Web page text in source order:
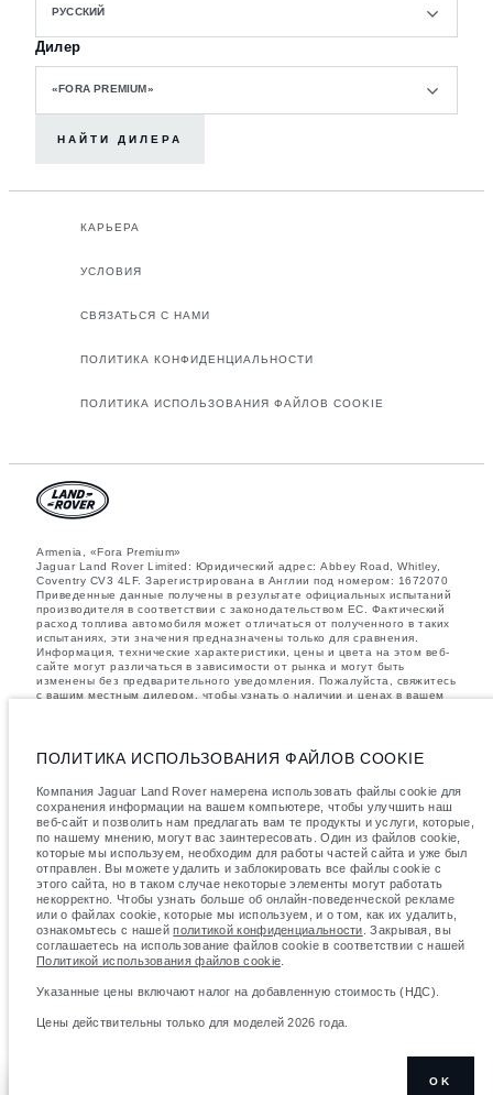
РУССКИЙ
Дилер
«FORA PREMIUM»
НАЙТИ ДИЛЕРА
КАРЬЕРА
УСЛОВИЯ
СВЯЗАТЬСЯ С НАМИ
ПОЛИТИКА КОНФИДЕНЦИАЛЬНОСТИ
ПОЛИТИКА ИСПОЛЬЗОВАНИЯ ФАЙЛОВ COOKIE
Armenia, «Fora Premium»
Jaguar Land Rover Limited: Юридический адрес: Abbey Road, Whitley,
Coventry CV3 4LF. Зарегистрирована в Англии под номером: 1672070
Приведенные данные получены в результате официальных испытаний
производителя в соответствии с законодательством ЕС. Фактический
расход топлива автомобиля может отличаться от полученного в таких
испытаниях, эти значения предназначены только для сравнения.
Информация, технические характеристики, цены и цвета на этом веб-
сайте могут различаться в зависимости от рынка и могут быть
изменены без предварительного уведомления. Пожалуйста, свяжитесь
с вашим местным дилером, чтобы узнать о наличии и ценах в вашем
комплектации. Аксессуары и другие элементы, установленные после
процесса производства автомобиля, влияют на полезную нагрузку.
максимальные нагрузки на оси не были превышены, когда к массе
самого автомобиля добавляется совокупный вес установленных
аксессуаров, пассажиров, рабочих жидкостей, топлива, а также
полезная нагрузка.
важное примечание в отношений изображений и спецификаций.В
настоящее время в мире наблюдается дефицит полупроводников,
который оказывает влияние на спецификации производимых
транспортных средств, доступность опционального оборудования и
сроки производства. Ситуация меняется очень быстро. Поэтому
используемые на сайте изображения могут не в полной мере
соответствовать доступным особенностям, опциям, комплектациям и
цветовым схемам автомобилей. Подробную информацию о
Цены действительны только для моделей 2026 года.
ПОЛИТИКА ИСПОЛЬЗОВАНИЯ ФАЙЛОВ COOKIE
Компания Jaguar Land Rover намерена использовать файлы cookie для
сохранения информации на вашем компьютере, чтобы улучшить наш
веб-сайт и позволить нам предлагать вам те продукты и услуги, которые,
по нашему мнению, могут вас заинтересовать. Один из файлов cookie,
которые мы используем, необходим для работы частей сайта и уже был
отправлен. Вы можете удалить и заблокировать все файлы cookie с
этого сайта, но в таком случае некоторые элементы могут работать
некорректно. Чтобы узнать больше об онлайн-поведенческой рекламе
или о файлах cookie, которые мы используем, и о том, как их удалить,
ознакомьтесь с нашейполитикой конфиденциальности . Закрывая, вы
соглашаетесь на использование файлов cookie в соответствии с нашей
Политикой использования файлов cookie
Указанные цены включают налог на добавленную стоимость (НДС).
Цены действительны только для моделей 2026 года.
OK